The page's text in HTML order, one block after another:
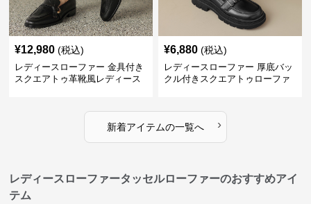
¥12,980 (税込)
レディースローファー 金具付き
スクエアトゥ革靴風レディース
¥6,880 (税込)
レディースローファー 厚底バッ
クル付きスクエアトゥローファ
新着アイテムの一覧へ ›
レディースローファータッセルローファーのおすすめアイ
テム